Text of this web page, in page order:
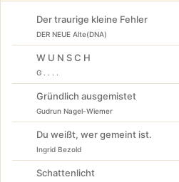
Der traurige kleine Fehler
DER NEUE Alte(DNA)
W U N S C H
G . . . .
Gründlich ausgemistet
Gudrun Nagel-Wiemer
Du weißt, wer gemeint ist.
Ingrid Bezold
Schattenlicht